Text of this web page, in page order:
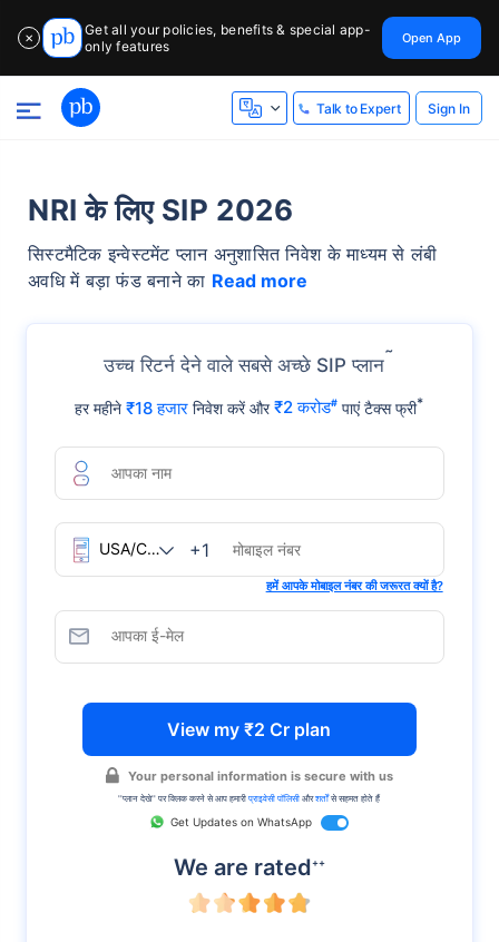
✕
Get all your policies, benefits & special app-
only features
Open App
Talk to Expert Sign In
NRI के लिए SIP 2026
सिस्टमैटिक इन्वेस्टमेंट प्लान अनुशासित निवेश के माध्यम से लंबी
अवधि में बड़ा फंड बनाने का Read more
उच्च रिटर्न देने वाले सबसे अच्छे SIP प्लान˜
हर महीने₹18 हजार निवेश करें और₹2 करोड# पाएं टैक्स फ्री*
+1
हमें आपके मोबाइल नंबर की जरूरत क्यों है?
View my ₹2 Cr plan
Your personal information is secure with us
''प्लान देखे'' पर क्लिक करने से आप हमारीप्राइवेसी पॉलिसी औरशर्तोंसे सहमत होते हैं
Get Updates on WhatsApp
We are rated++